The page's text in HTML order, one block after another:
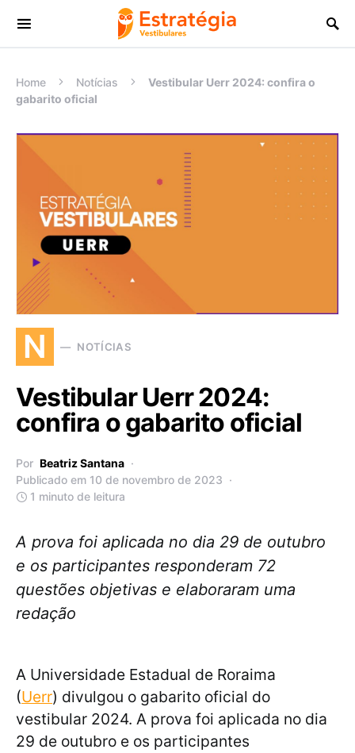
Procurar:
Home Notícias
Vestibular Uerr 2024: confira o
gabarito oficial
N NOTÍCIAS
Vestibular Uerr 2024:
confira o gabarito oficial
Por Beatriz Santana
Publicado em 10 de novembro de 2023
1 minuto de leitura
A prova foi aplicada no dia 29 de outubro
e os participantes responderam 72
questões objetivas e elaboraram uma
redação
A Universidade Estadual de Roraima
(Uerr) divulgou o gabarito oficial do
vestibular 2024. A prova foi aplicada no dia
29 de outubro e os participantes